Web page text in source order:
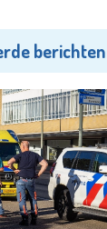
berichten